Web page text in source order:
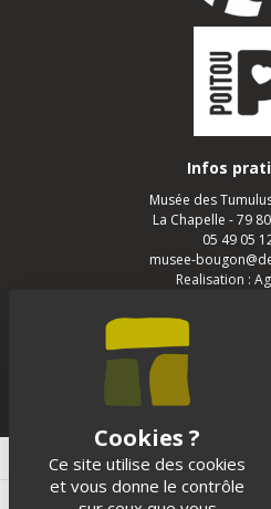
Infos
Musée des
La Chapelle - 79
05 49 05
musee-
Realisation :
Espace
Groupe
Groupe
Passionnés et
MENTIONS LEGALES CONTACT
Ce site utilise des cookies
et vous donne le contrôle